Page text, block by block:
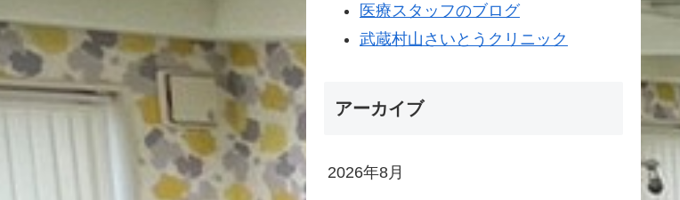
医療スタッフのブログ
武蔵村山さいとうクリニック
アーカイブ
2026年8月